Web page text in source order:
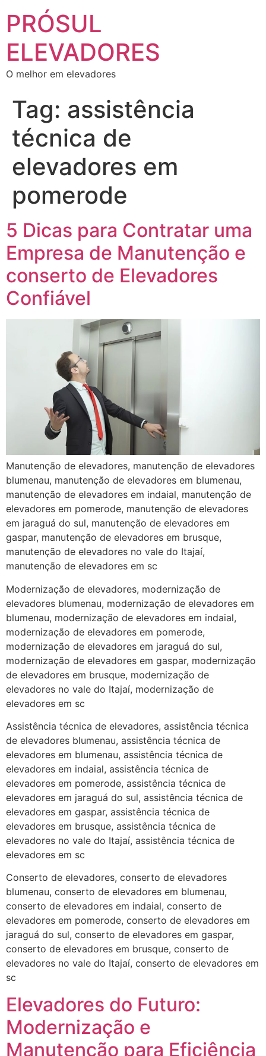
PRÓSUL
ELEVADORES
O melhor em elevadores
Tag: assistência
técnica de
elevadores em
pomerode
5 Dicas para Contratar uma
Empresa de Manutenção e
conserto de Elevadores
Confiável
Manutenção de elevadores, manutenção de elevadores
blumenau, manutenção de elevadores em blumenau,
manutenção de elevadores em indaial, manutenção de
elevadores em pomerode, manutenção de elevadores
em jaraguá do sul, manutenção de elevadores em
gaspar, manutenção de elevadores em brusque,
manutenção de elevadores no vale do Itajaí,
manutenção de elevadores em sc
Modernização de elevadores, modernização de
elevadores blumenau, modernização de elevadores em
blumenau, modernização de elevadores em indaial,
modernização de elevadores em pomerode,
modernização de elevadores em jaraguá do sul,
modernização de elevadores em gaspar, modernização
de elevadores em brusque, modernização de
elevadores no vale do Itajaí, modernização de
elevadores em sc
Assistência técnica de elevadores, assistência técnica
de elevadores blumenau, assistência técnica de
elevadores em blumenau, assistência técnica de
elevadores em indaial, assistência técnica de
elevadores em pomerode, assistência técnica de
elevadores em jaraguá do sul, assistência técnica de
elevadores em gaspar, assistência técnica de
elevadores em brusque, assistência técnica de
elevadores no vale do Itajaí, assistência técnica de
elevadores em sc
Conserto de elevadores, conserto de elevadores
blumenau, conserto de elevadores em blumenau,
conserto de elevadores em indaial, conserto de
elevadores em pomerode, conserto de elevadores em
jaraguá do sul, conserto de elevadores em gaspar,
conserto de elevadores em brusque, conserto de
elevadores no vale do Itajaí, conserto de elevadores em
sc
Elevadores do Futuro:
Modernização e
Manutenção para Eficiência